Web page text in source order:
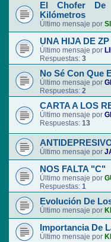
El Chofer De
Kilómetros
Último mensaje por
UNA HIJA DE
Último mensaje por
Respuestas: 3
No Sé Con Que
Último mensaje por
Respuestas: 2
CARTA A LOS
Último mensaje por
Respuestas: 13
Último mensaje por
NOS FALTA "C"
Último mensaje por
Respuestas: 1
Evolución De
Último mensaje por
Importancia De
Último mensaje por